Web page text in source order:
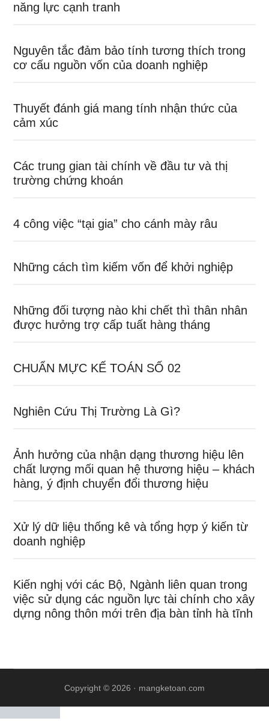
năng lực cạnh tranh
Nguyên tắc đảm bảo tính tương thích trong
cơ cấu nguồn vốn của doanh nghiệp
Thuyết đánh giá mang tính nhận thức của
cảm xúc
Các trung gian tài chính về đầu tư và thị
trường chứng khoán
4 công việc “tại gia” cho cánh mày râu
Những cách tìm kiếm vốn để khởi nghiệp
Những đối tượng nào khi chết thì thân nhân
được hưởng trợ cấp tuất hàng tháng
CHUẨN MỰC KẾ TOÁN SỐ 02
Nghiên Cứu Thị Trường Là Gì?
Ảnh hưởng của nhận dạng thương hiệu lên
chất lượng mối quan hệ thương hiệu – khách
hàng, ý định chuyển đổi thương hiệu
Xử lý dữ liệu thống kê và tổng hợp ý kiến từ
doanh nghiệp
Kiến nghị với các Bộ, Ngành liên quan trong
việc sử dụng các nguồn lực tài chính cho xây
dựng nông thôn mới trên địa bàn tỉnh hà tĩnh
Copyright © 2026 · mangketoan.com